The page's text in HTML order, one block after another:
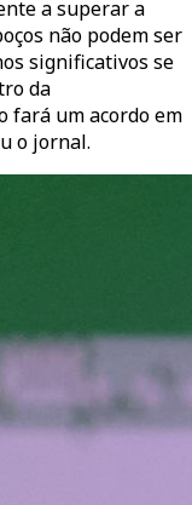
a superar a
não podem ser
significativos se
da
fará um acordo em
o jornal.